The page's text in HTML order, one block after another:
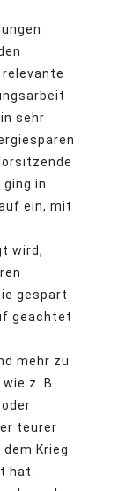
sehr
ging in
ein, mit
wird,
gespart
geachtet
mehr zu
z. B.
teurer
Krieg
hat.